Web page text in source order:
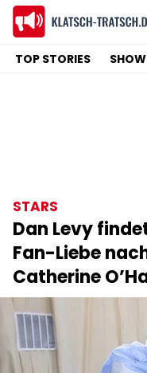
TOP STORIES
STARS
Dan Levy
Fan-Liebe
Catherine